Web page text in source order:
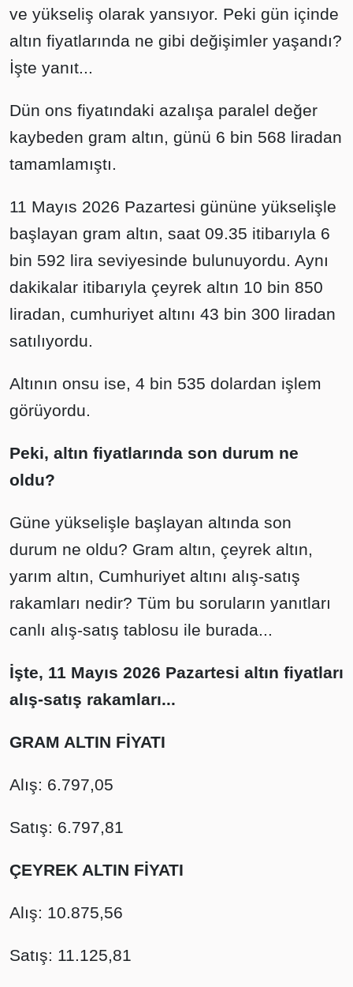
ve yükseliş olarak yansıyor. Peki gün içinde
altın fiyatlarında ne gibi değişimler yaşandı?
İşte yanıt...
Dün ons fiyatındaki azalışa paralel değer
kaybeden gram altın, günü 6 bin 568 liradan
tamamlamıştı.
11 Mayıs 2026 Pazartesi gününe yükselişle
başlayan gram altın, saat 09.35 itibarıyla 6
bin 592 lira seviyesinde bulunuyordu. Aynı
dakikalar itibarıyla çeyrek altın 10 bin 850
liradan, cumhuriyet altını 43 bin 300 liradan
satılıyordu.
Altının onsu ise, 4 bin 535 dolardan işlem
görüyordu.
Peki, altın fiyatlarında son durum ne
oldu?
Güne yükselişle başlayan altında son
durum ne oldu? Gram altın, çeyrek altın,
yarım altın, Cumhuriyet altını alış-satış
rakamları nedir? Tüm bu soruların yanıtları
canlı alış-satış tablosu ile burada...
İşte, 11 Mayıs 2026 Pazartesi altın fiyatları
alış-satış rakamları...
GRAM ALTIN FİYATI
Alış: 6.797,05
Satış: 6.797,81
ÇEYREK ALTIN FİYATI
Alış: 10.875,56
Satış: 11.125,81